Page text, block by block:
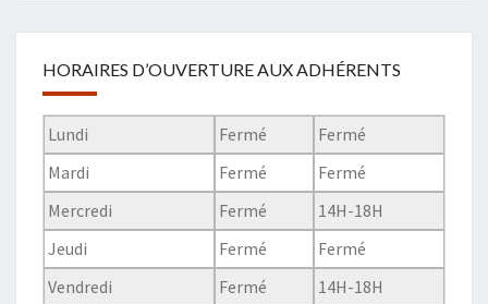
HORAIRES D’OUVERTURE AUX ADHÉRENTS
Lundi Fermé
Fermé
Mardi
Fermé
Fermé
Mercredi
Fermé
14H-18H
Jeudi
Fermé
Fermé
Vendredi
Fermé
14H-18H